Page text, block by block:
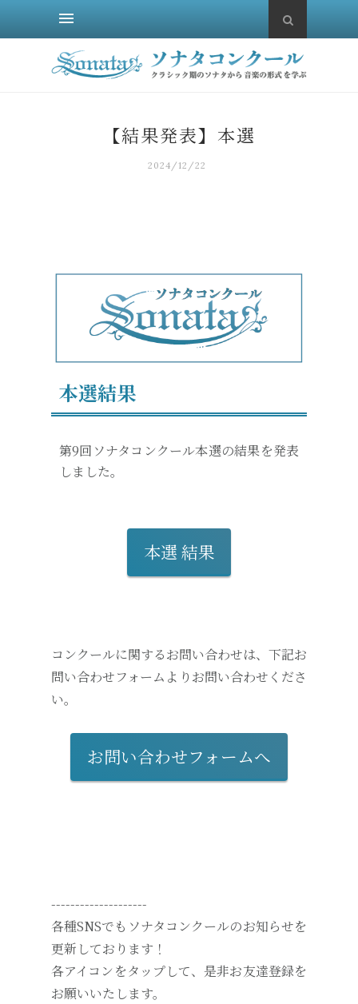
【結果発表】本選
2024/12/22
本選結果
第9回ソナタコンクール本選の結果を発表
しました。
本選 結果
コンクールに関するお問い合わせは、下記お
問い合わせフォームよりお問い合わせくださ
い。
お問い合わせフォームへ
--------------------
各種SNSでもソナタコンクールのお知らせを
更新しております！
各アイコンをタップして、是非お友達登録を
お願いいたします。